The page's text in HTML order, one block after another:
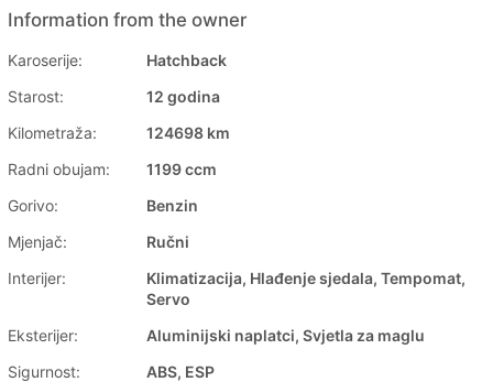
Information from the owner
Karoserije:
Hatchback
Starost:
12 godina
Kilometraža:
124698 km
Radni obujam:
1199 ccm
Gorivo:
Benzin
Mjenjač:
Ručni
Interijer:
Klimatizacija, Hlađenje sjedala, Tempomat,
Servo
Eksterijer:
Aluminijski naplatci, Svjetla za maglu
Sigurnost:
ABS, ESP